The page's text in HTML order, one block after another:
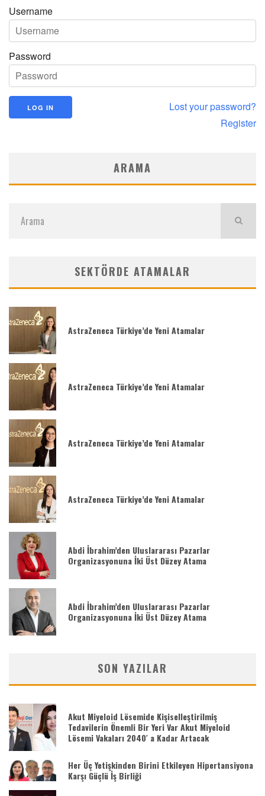
Username
Password
Lost your password?
Register
ARAMA
SEKTÖRDE ATAMALAR
AstraZeneca Türkiye’de Yeni Atamalar
AstraZeneca Türkiye’de Yeni Atamalar
AstraZeneca Türkiye’de Yeni Atamalar
AstraZeneca Türkiye’de Yeni Atamalar
Abdi İbrahim’den Uluslararası Pazarlar
Organizasyonuna İki Üst Düzey Atama
Abdi İbrahim’den Uluslararası Pazarlar
Organizasyonuna İki Üst Düzey Atama
SON YAZILAR
Akut Miyeloid Lösemide Kişiselleştirilmiş
Tedavilerin Önemli Bir Yeri Var Akut Miyeloid
Lösemi Vakaları 2040′ a Kadar Artacak
Her Üç Yetişkinden Birini Etkileyen Hipertansiyona
Karşı Güçlü İş Birliği